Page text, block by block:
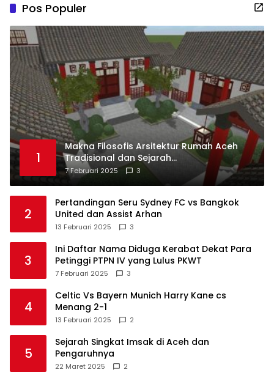
Pos Populer
1
Makna Filosofis Arsitektur Rumah Aceh
Tradisional dan Sejarah
Perkembangannya
7 Februari 2025 3
2
Pertandingan Seru Sydney FC vs Bangkok
United dan Assist Arhan
13 Februari 2025 3
3
Ini Daftar Nama Diduga Kerabat Dekat Para
Petinggi PTPN IV yang Lulus PKWT
7 Februari 2025 3
4
Celtic Vs Bayern Munich Harry Kane cs
Menang 2-1
13 Februari 2025 2
5
Sejarah Singkat Imsak di Aceh dan
Pengaruhnya
22 Maret 2025 2